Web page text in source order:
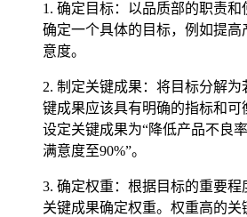
1. 确定目标：以品质部的职责
确定一个具体的目标，例如提
意度。
2. 制定关键成果：将目标分解
键成果应该具有明确的指标和
设定关键成果为“降低产品不良
满意度至90%”。
3. 确定权重：根据目标的重要
关键成果确定权重。权重高的关